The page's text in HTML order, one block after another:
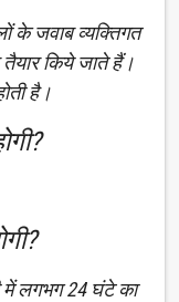
के जवाब व्यक्तिगत
तैयार किये जाते हैं।
है।
में लगभग 24 घंटे का